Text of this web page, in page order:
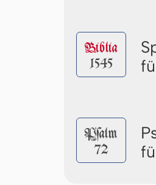
Biblia
1545
Pſalm
72